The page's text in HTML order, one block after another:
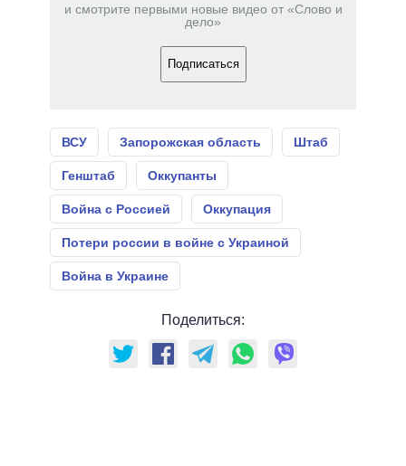
и смотрите первыми новые видео от «Слово и
дело»
Подписаться
ВСУ Запорожская область Штаб
Генштаб Оккупанты
Война с Россией Оккупация
Потери россии в войне с Украиной
Война в Украине
Поделиться: